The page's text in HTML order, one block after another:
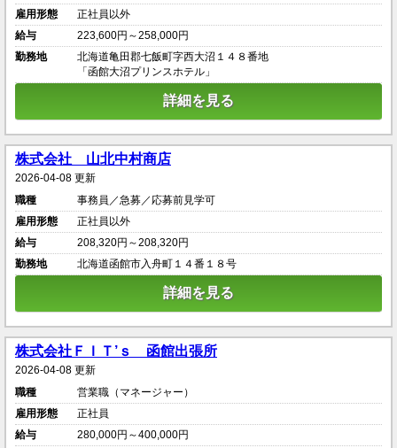
雇用形態
正社員以外
給与
223,600円～258,000円
勤務地
北海道亀田郡七飯町字西大沼１４８番地
「函館大沼プリンスホテル」
詳細を見る
株式会社 山北中村商店
2026-04-08 更新
職種
事務員／急募／応募前見学可
雇用形態
正社員以外
給与
208,320円～208,320円
勤務地
北海道函館市入舟町１４番１８号
詳細を見る
株式会社ＦＩＴ’ｓ 函館出張所
2026-04-08 更新
職種
営業職（マネージャー）
雇用形態
正社員
給与
280,000円～400,000円